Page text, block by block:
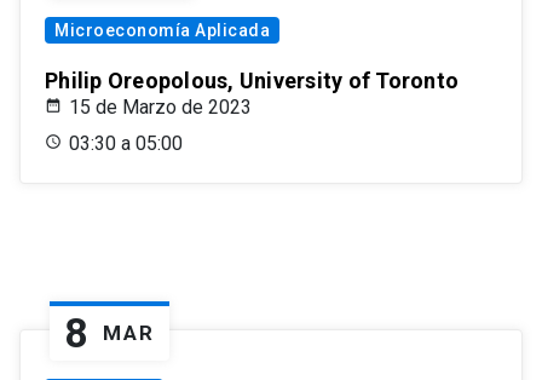
Microeconomía Aplicada
Philip Oreopolous, University of Toronto
15 de Marzo de 2023
03:30 a 05:00
8 MAR